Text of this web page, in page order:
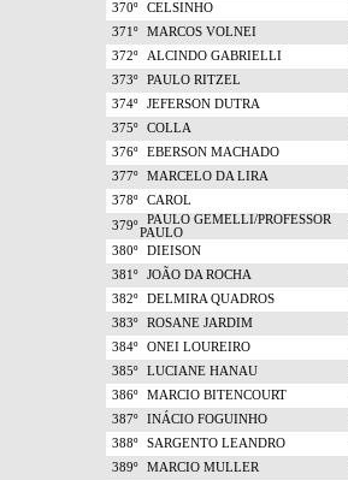
370º
CELSINHO
371º
MARCOS VOLNEI
372º
ALCINDO GABRIELLI
373º
PAULO RITZEL
374º
JEFERSON DUTRA
375º
COLLA
376º
EBERSON MACHADO
377º
MARCELO DA LIRA
378º
CAROL
379º
PAULO GEMELLI/PROFESSOR
PAULO
380º
DIEISON
381º
JOÃO DA ROCHA
382º
DELMIRA QUADROS
383º
ROSANE JARDIM
384º
ONEI LOUREIRO
385º
LUCIANE HANAU
386º
MARCIO BITENCOURT
387º
INÁCIO FOGUINHO
388º
SARGENTO LEANDRO
389º
MARCIO MULLER